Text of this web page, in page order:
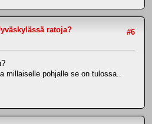
#6
ratoja?
millaiselle pohjalle se on tulossa..